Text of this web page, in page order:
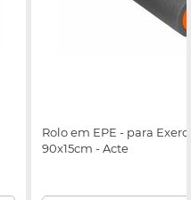
Rolo em EPE - para
90x15cm - Acte